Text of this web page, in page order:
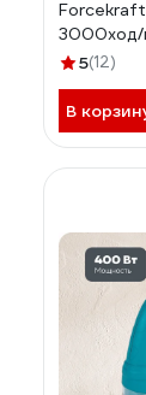
3000ход/
18мм FK-
5(12)
В